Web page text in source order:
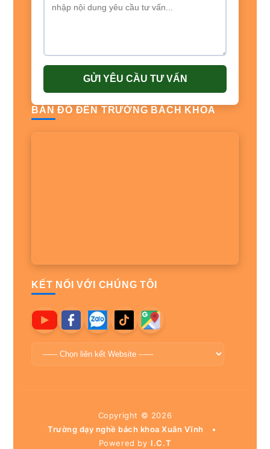
GỬI YÊU CẦU TƯ VẤN
BẢN ĐỒ ĐẾN TRƯỜNG BÁCH KHOA
KẾT NỐI VỚI CHÚNG TÔI
Copyright © 2026
Trường dạy nghề bách khoa Xuân Vĩnh
•
Powered by I.C.T